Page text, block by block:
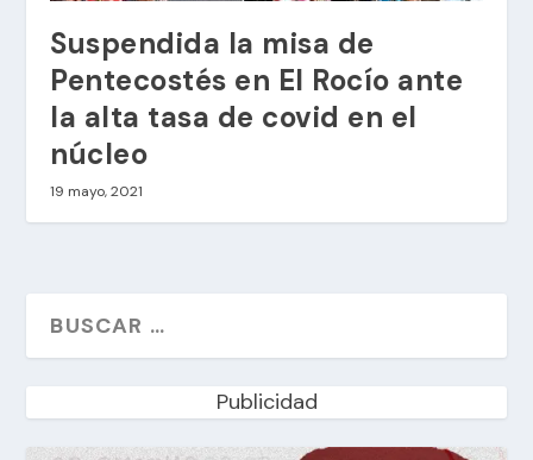
Suspendida la misa de
Pentecostés en El Rocío ante
la alta tasa de covid en el
núcleo
19 mayo, 2021
Publicidad